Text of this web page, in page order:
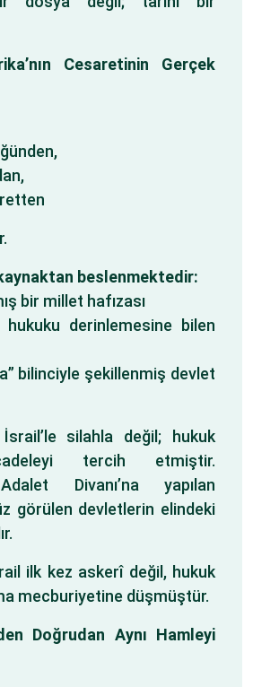
Cesaretinin Gerçek
beslenmektedir:
bir millet hafızası
hukuku derinlemesine bilen
bilinciyle şekillenmiş devlet
silahla değil; hukuk
tercih etmiştir.
Divanı’na yapılan
görülen devletlerin elindeki
ilk kez askerî değil, hukuk
mecburiyetine düşmüştür.
Doğrudan Aynı Hamleyi